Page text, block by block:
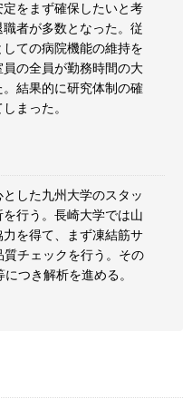
をまず確保したいと考
者が多数となった。従
ての病院機能の維持を
の全員が勤務時間の大
結果的に研究体制の確
まった。
した九州大学のスタッ
行う。長崎大学では山
を得て、まず凍結筋サ
質チェックを行う。その
つき解析を進める。